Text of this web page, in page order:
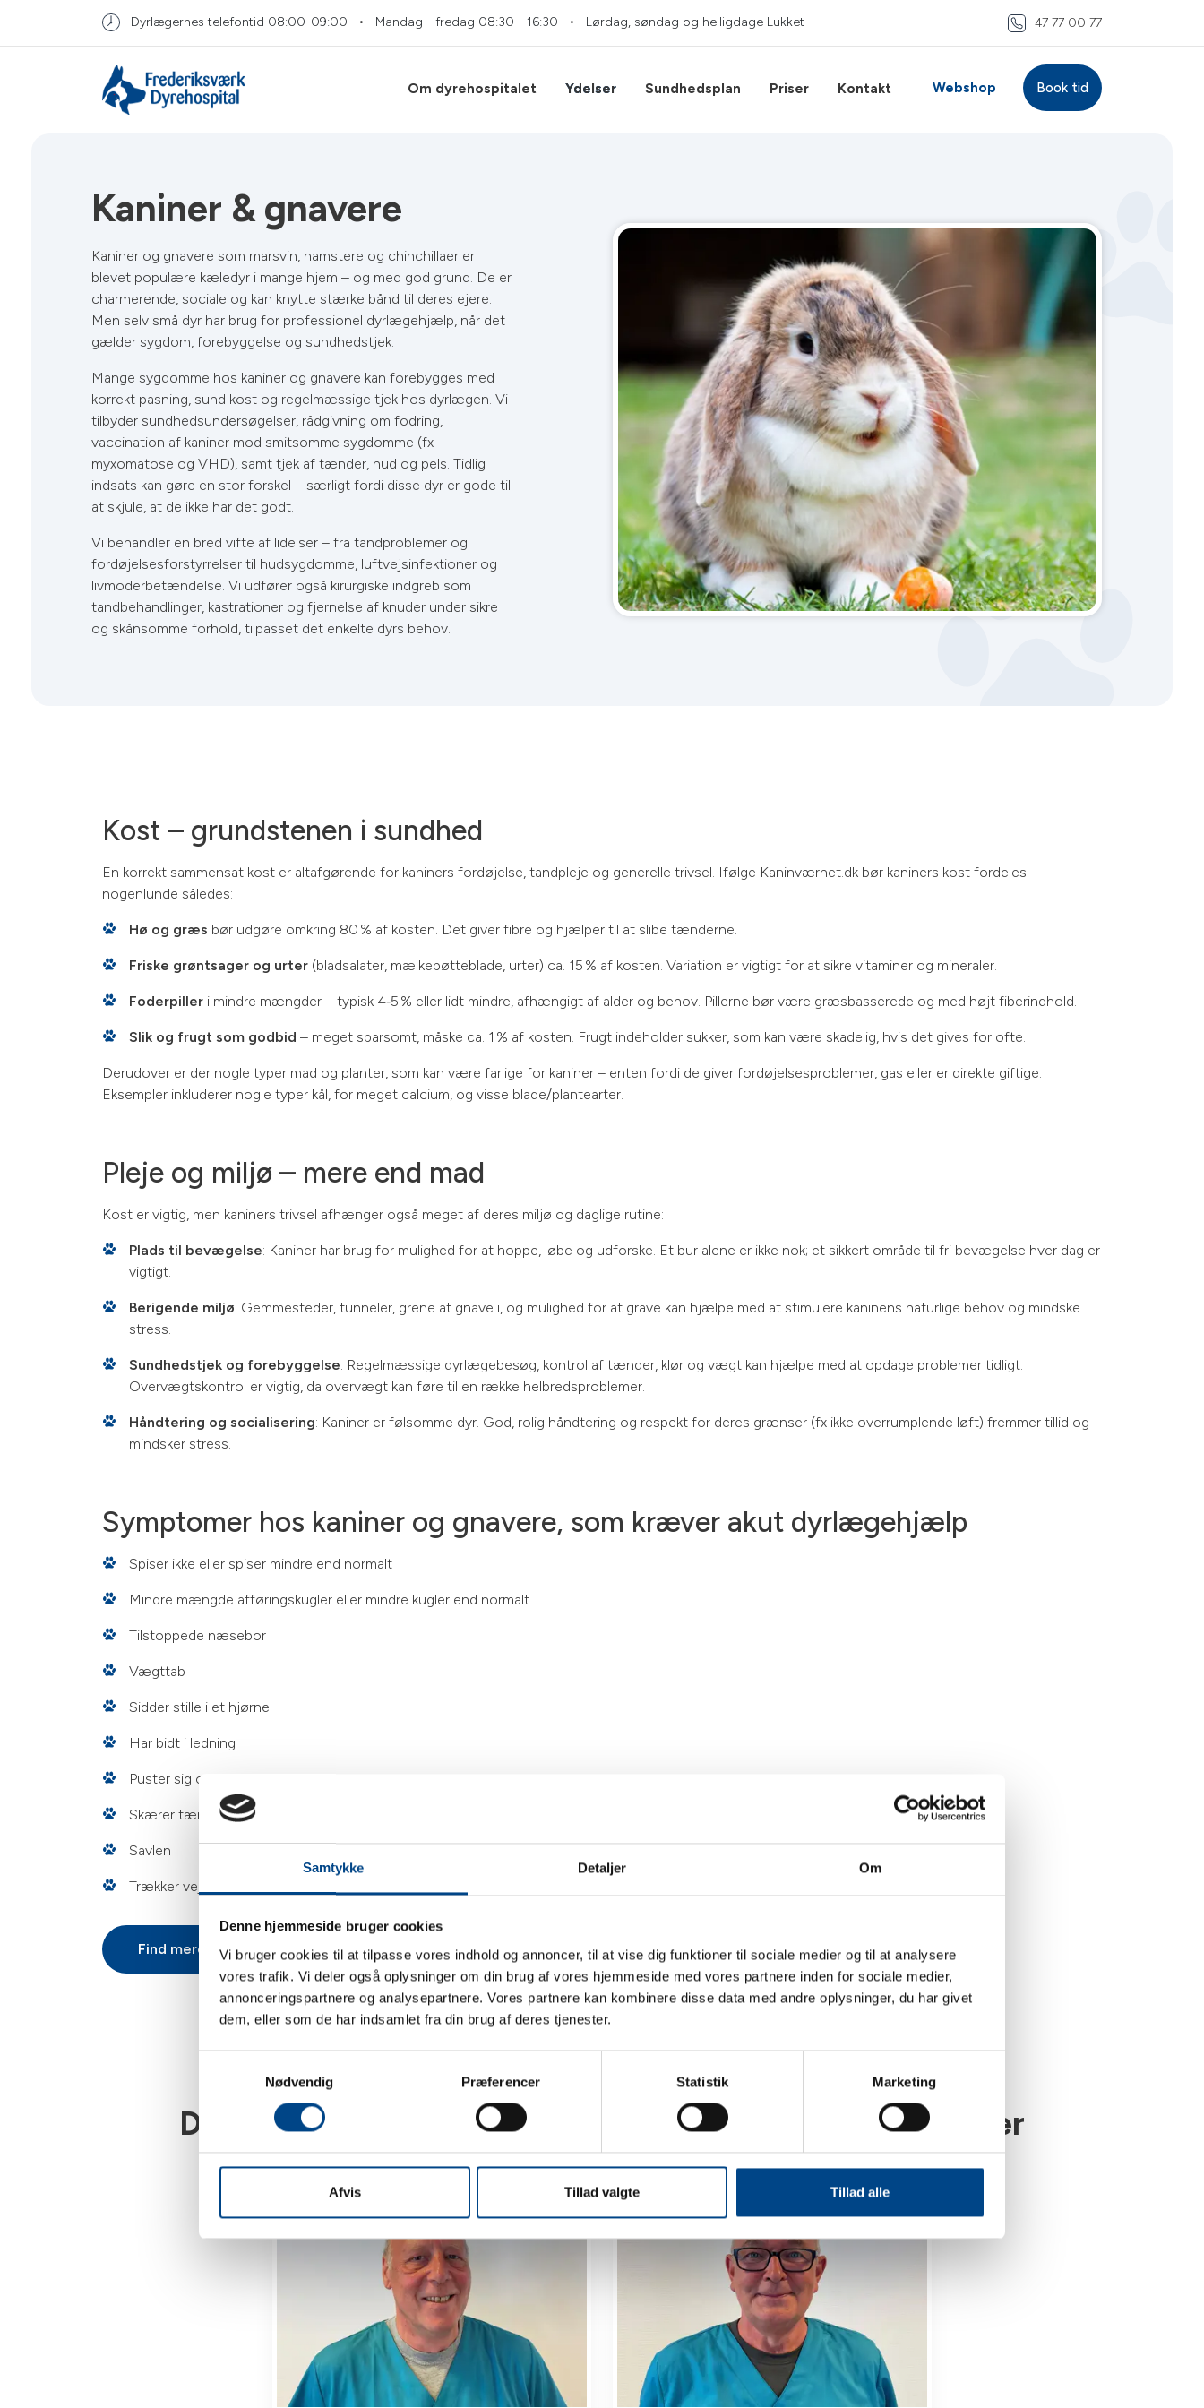
Samtykke Detaljer Om
Denne hjemmeside bruger cookies
Vi bruger cookies til at tilpasse vores indhold og annoncer, til at vise dig funktioner til sociale medier og til at analysere
vores trafik. Vi deler også oplysninger om din brug af vores hjemmeside med vores partnere inden for sociale medier,
annonceringspartnere og analysepartnere. Vores partnere kan kombinere disse data med andre oplysninger, du har givet
dem, eller som de har indsamlet fra din brug af deres tjenester.
Nødvendig
Præferencer Statistik Marketing
Afvis Tillad valgte Tillad alle
Dyrlægernes telefontid 08:00-09:00 Mandag - fredag 08:30 - 16:30 Lørdag, søndag og helligdage Lukket 47 77 00 77
Om dyrehospitalet Ydelser Sundhedsplan Priser Kontakt Webshop Book tid
Kaniner & gnavere
Kaniner og gnavere som marsvin, hamstere og chinchillaer er
blevet populære kæledyr i mange hjem – og med god grund. De er
charmerende, sociale og kan knytte stærke bånd til deres ejere.
Men selv små dyr har brug for professionel dyrlægehjælp, når det
gælder sygdom, forebyggelse og sundhedstjek.
Mange sygdomme hos kaniner og gnavere kan forebygges med
korrekt pasning, sund kost og regelmæssige tjek hos dyrlægen. Vi
tilbyder sundhedsundersøgelser, rådgivning om fodring,
vaccination af kaniner mod smitsomme sygdomme (fx
myxomatose og VHD), samt tjek af tænder, hud og pels. Tidlig
indsats kan gøre en stor forskel – særligt fordi disse dyr er gode til
at skjule, at de ikke har det godt.
Vi behandler en bred vifte af lidelser – fra tandproblemer og
fordøjelsesforstyrrelser til hudsygdomme, luftvejsinfektioner og
livmoderbetændelse. Vi udfører også kirurgiske indgreb som
tandbehandlinger, kastrationer og fjernelse af knuder under sikre
og skånsomme forhold, tilpasset det enkelte dyrs behov.
Kost – grundstenen i sundhed
En korrekt sammensat kost er altafgørende for kaniners fordøjelse, tandpleje og generelle trivsel. Ifølge Kaninværnet.dk bør kaniners kost fordeles
nogenlunde således:
Hø og græs bør udgøre omkring 80 % af kosten. Det giver fibre og hjælper til at slibe tænderne.
Friske grøntsager og urter (bladsalater, mælkebøtteblade, urter) ca. 15 % af kosten. Variation er vigtigt for at sikre vitaminer og mineraler.
Foderpiller i mindre mængder – typisk 4‑5 % eller lidt mindre, afhængigt af alder og behov. Pillerne bør være græsbasserede og med højt fiberindhold.
Slik og frugt som godbid – meget sparsomt, måske ca. 1 % af kosten. Frugt indeholder sukker, som kan være skadelig, hvis det gives for ofte.
Derudover er der nogle typer mad og planter, som kan være farlige for kaniner – enten fordi de giver fordøjelsesproblemer, gas eller er direkte giftige.
Eksempler inkluderer nogle typer kål, for meget calcium, og visse blade/plantearter.
Pleje og miljø – mere end mad
Kost er vigtig, men kaniners trivsel afhænger også meget af deres miljø og daglige rutine:
Plads til bevægelse: Kaniner har brug for mulighed for at hoppe, løbe og udforske. Et bur alene er ikke nok; et sikkert område til fri bevægelse hver dag er
vigtigt.
Berigende miljø: Gemmesteder, tunneler, grene at gnave i, og mulighed for at grave kan hjælpe med at stimulere kaninens naturlige behov og mindske
stress.
Sundhedstjek og forebyggelse: Regelmæssige dyrlægebesøg, kontrol af tænder, klør og vægt kan hjælpe med at opdage problemer tidligt.
Overvægtskontrol er vigtig, da overvægt kan føre til en række helbredsproblemer.
Håndtering og socialisering: Kaniner er følsomme dyr. God, rolig håndtering og respekt for deres grænser (fx ikke overrumplende løft) fremmer tillid og
mindsker stress.
Symptomer hos kaniner og gnavere, som kræver akut dyrlægehjælp
Spiser ikke eller spiser mindre end normalt
Mindre mængde afføringskugler eller mindre kugler end normalt
Tilstoppede næsebor
Vægttab
Sidder stille i et hjørne
Har bidt i ledning
Puster sig op
Skærer tænder
Savlen
Trækker vejret med åben mund
Find mere information hos Kaninværnet
Disse dyrlæger kan hjælpe dig med din kanin eller gnaver